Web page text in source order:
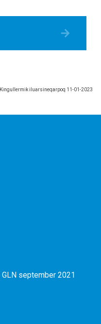
Kingullermik iluarsineqarpoq 11-01-2023
GLN september 2021